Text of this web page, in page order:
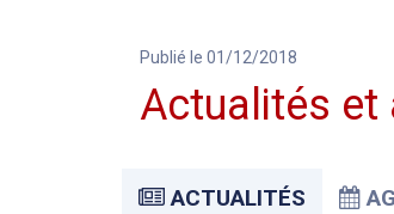
Publié le 01/12/2018
Actualités et
ACTUALITÉS